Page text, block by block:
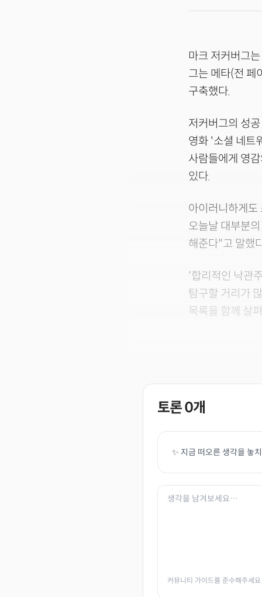
마크 저커버그
그는 메타(전 페
구축했다.
저커버그의 성
영화 '소셜 네트
사람들에게 영
있다.
아이러니하게도
오늘날 대부분
해준다"고 말했
'합리적인 낙관
탐구할 거리가
목록을 함께 살
토론0개
✨ 지금 떠오른 생각을 놓
커뮤니티 가이드를 준수해주세요